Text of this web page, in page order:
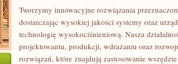
Tworzymy innowacyjne rozwiązania
dostarczając wysokiej jakości systemy oraz
technologię wysokociśnieniową. Nasza
projektowaniu, produkcji, wdrażaniu oraz
rozwiązań, które znajdują zastosowanie